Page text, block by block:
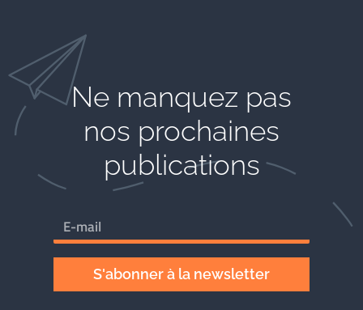
Ne manquez pas
nos prochaines
publications
S'abonner à la newsletter